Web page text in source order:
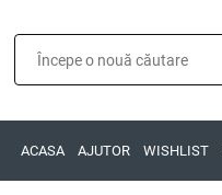
ACASA AJUTOR WISHLIST